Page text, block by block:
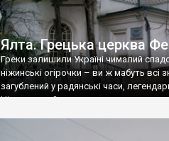
Ялта. Грецька церква
Греки залишили Україні чималий
ніжинські огірочки – ви ж мабуть всі
загублений у радянські часи,
Ніжин греки?